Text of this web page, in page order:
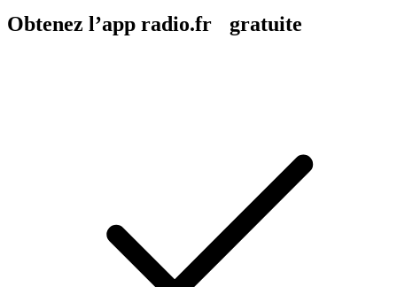
Obtenez l’app radio.fr gratuite